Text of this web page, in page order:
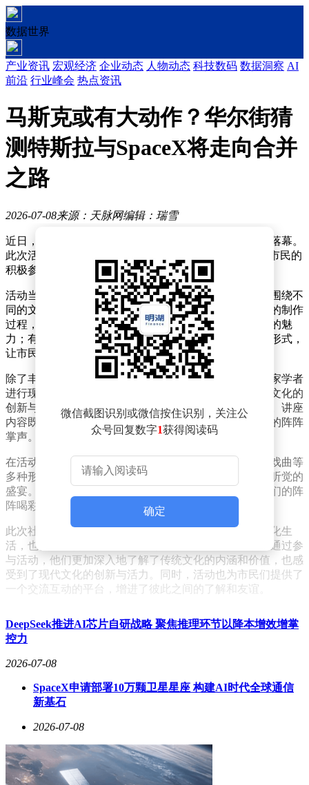
数据世界
产业资讯 宏观经济 企业动态 人物动态 科技数码 数据洞察 AI
前沿 行业峰会 热点资讯
马斯克或有大动作？华尔街猜
测特斯拉与SpaceX将走向合并
之路
2026-07-08来源：天脉网编辑：瑞雪
近日，一场别开生面的社区文化活动在市中心广场圆满落幕。
此次活动以“传承文化，共享欢乐”为主题，吸引了众多市民的
积极参与，现场气氛热烈非凡。
活动当天，广场上搭建起了多个特色展区，每个展区都围绕不
同的文化主题进行布置。有的展区展示了传统手工艺品的制作
过程，如剪纸、泥塑等，让市民们近距离感受传统文化的魅
力；有的展区则设置了互动游戏区，通过趣味性的游戏形式，
让市民们在轻松愉快的氛围中学习文化知识。
除了丰富的展区设置，活动还邀请了多位文化领域的专家学者
进行现场讲座。他们围绕传统文化的传承与发展、现代文化的
创新与融合等话题，与市民们进行了深入的交流和探讨。讲座
内容既具有理论深度，又贴近生活实际，赢得了市民们的阵阵
掌声。
在活动现场，还穿插了精彩的文艺表演。舞蹈、歌曲、戏曲等
多种形式的表演轮番上演，为市民们带来了一场视觉与听觉的
盛宴。表演者们精湛的技艺和热情的表演，赢得了观众们的阵
阵喝彩和热烈掌声。
此次社区文化活动的成功举办，不仅丰富了市民们的文化生
活，也促进了传统文化的传承与发展。许多市民表示，通过参
与活动，他们更加深入地了解了传统文化的内涵和价值，也感
受到了现代文化的创新与活力。同时，活动也为市民们提供了
一个交流互动的平台，增进了彼此之间的了解和友谊。
微信截图识别或微信按住识别，关注公
众号回复数字1获得阅读码
确定
DeepSeek推进AI芯片自研战略 聚焦推理环节以降本增效增掌
控力
2026-07-08
SpaceX申请部署10万颗卫星星座 构建AI时代全球通信
新基石
2026-07-08